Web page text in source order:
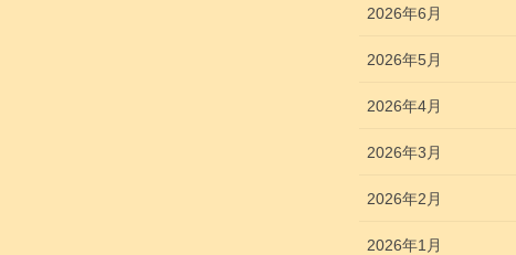
2026年6月
2026年5月
2026年4月
2026年3月
2026年2月
2026年1月